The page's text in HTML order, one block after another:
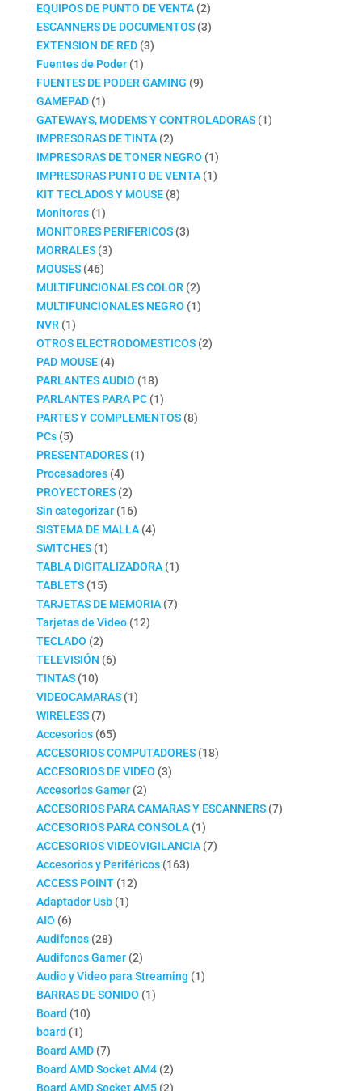
productos
EQUIPOS DE PUNTO DE VENTA 22
productos
ESCANNERS DE DOCUMENTOS 33
EXTENSION DE RED 33
Fuentes de Poder 11
producto
FUENTES DE PODER GAMING 99
GAMEPAD 11
producto
GATEWAYS, MODEMS Y CONTROLADORAS 11
IMPRESORAS DE TINTA 22
productos
IMPRESORAS DE TONER NEGRO 11
producto
IMPRESORAS PUNTO DE VENTA 11
KIT TECLADOS Y MOUSE 88
Monitores 11
producto
MONITORES PERIFERICOS 33
MORRALES 33
MOUSES 4646
productos
MULTIFUNCIONALES COLOR 22
productos
MULTIFUNCIONALES NEGRO 11
NVR 11
producto
OTROS ELECTRODOMESTICOS 22
PAD MOUSE 44
productos
PARLANTES AUDIO 1818
productos
PARLANTES PARA PC 11
producto
PARTES Y COMPLEMENTOS 88
PCs 55
productos
PRESENTADORES 11
Procesadores 44
productos
PROYECTORES 22
productos
Sin categorizar 1616
productos
SISTEMA DE MALLA 44
SWITCHES 11
producto
TABLA DIGITALIZADORA 11
TABLETS 1515
productos
TARJETAS DE MEMORIA 77
Tarjetas de Video 1212
TECLADO 22
productos
TELEVISIÓN 66
TINTAS 1010
productos
VIDEOCAMARAS 11
WIRELESS 77
productos
Accesorios 6565
productos
ACCESORIOS COMPUTADORES 1818
ACCESORIOS DE VIDEO 33
Accesorios Gamer 22
productos
ACCESORIOS PARA CAMARAS Y ESCANNERS 77
ACCESORIOS PARA CONSOLA 11
producto
ACCESORIOS VIDEOVIGILANCIA 77
Accesorios y Periféricos 163163
ACCESS POINT 1212
Adaptador Usb 11
AIO 66
productos
Audifonos 2828
productos
Audifonos Gamer 22
productos
Audio y Video para Streaming 11
BARRAS DE SONIDO 11
Board 1010
board 11
producto
Board AMD 77
productos
Board AMD Socket AM4 22
productos
Board AMD Socket AM5 22